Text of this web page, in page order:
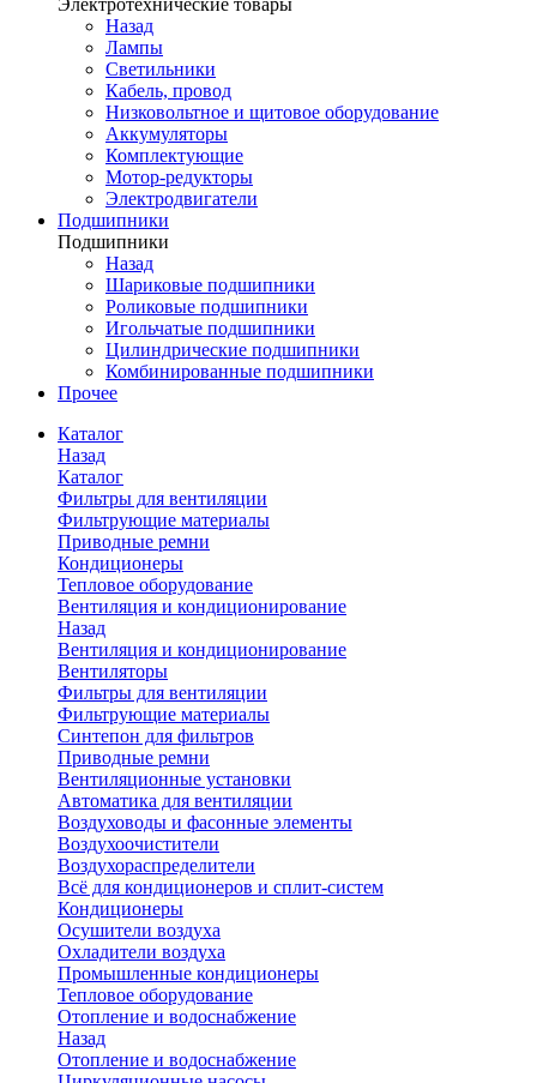
Электротехнические товары
Назад
Лампы
Светильники
Кабель, провод
Низковольтное и щитовое оборудование
Аккумуляторы
Комплектующие
Мотор-редукторы
Электродвигатели
Подшипники
Подшипники
Назад
Шариковые подшипники
Роликовые подшипники
Игольчатые подшипники
Цилиндрические подшипники
Комбинированные подшипники
Прочее
Каталог
Назад
Каталог
Фильтры для вентиляции
Фильтрующие материалы
Приводные ремни
Кондиционеры
Тепловое оборудование
Вентиляция и кондиционирование
Назад
Вентиляция и кондиционирование
Вентиляторы
Фильтры для вентиляции
Фильтрующие материалы
Синтепон для фильтров
Приводные ремни
Вентиляционные установки
Автоматика для вентиляции
Воздуховоды и фасонные элементы
Воздухоочистители
Воздухораспределители
Всё для кондиционеров и сплит-систем
Кондиционеры
Осушители воздуха
Охладители воздуха
Промышленные кондиционеры
Тепловое оборудование
Отопление и водоснабжение
Назад
Отопление и водоснабжение